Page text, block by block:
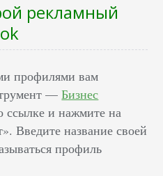
рекламный
профилями вам
––Бизнес
ссылке и нажмите на
Введите название своей
профиль